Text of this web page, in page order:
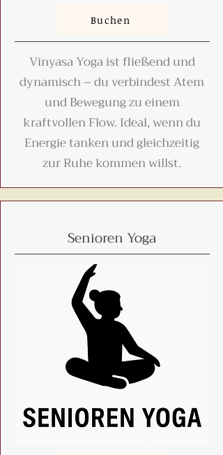
Buchen
Vinyasa Yoga ist fließend und
dynamisch – du verbindest Atem
und Bewegung zu einem
kraftvollen Flow. Ideal, wenn du
Energie tanken und gleichzeitig
zur Ruhe kommen willst.
Senioren Yoga